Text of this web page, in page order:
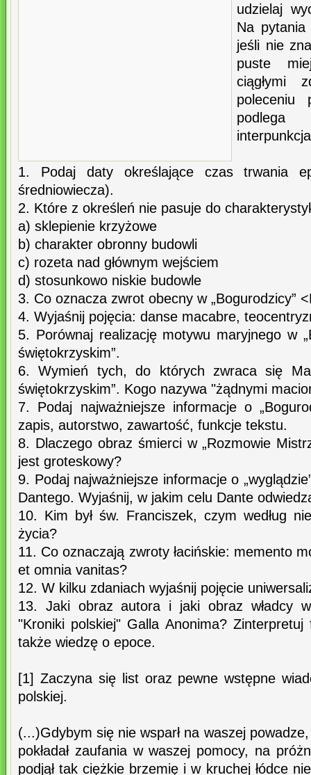
udzielaj
Na pytania
jeśli nie
puste
ciągłymi
poleceniu
1. Podaj daty określające czas trwania
średniowiecza).
2. Które z określeń nie pasuje do
a) sklepienie krzyżowe
b) charakter obronny budowli
c) rozeta nad głównym wejściem
d) stosunkowo niskie budowle
3. Co oznacza zwrot obecny w „Bogurodzicy”
4. Wyjaśnij pojęcia: danse macabre,
5. Porównaj realizację motywu maryjnego w
świętokrzyskim”.
6. Wymień tych, do których zwraca się
świętokrzyskim”. Kogo nazywa "żądnymi
7. Podaj najważniejsze informacje o
zapis, autorstwo, zawartość, funkcje tekstu.
8. Dlaczego obraz śmierci w „Rozmowie
jest groteskowy?
9. Podaj najważniejsze informacje o
Dantego. Wyjaśnij, w jakim celu Dante
10. Kim był św. Franciszek, czym według
życia?
11. Co oznaczają zwroty łacińskie: memento
et omnia vanitas?
12. W kilku zdaniach wyjaśnij pojęcie
13. Jaki obraz autora i jaki obraz władcy
"Kroniki polskiej" Galla Anonima? Zinterpretuj
także wiedzę o epoce.
[1] Zaczyna się list oraz pewne wstępne
polskiej.
(...)Gdybym się nie wsparł na waszej
pokładał zaufania w waszej pomocy, na
podjął tak ciężkie brzemię i w kruchej łódce